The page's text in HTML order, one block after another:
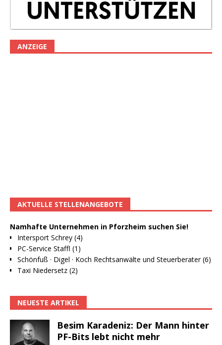
ANZEIGE
AKTUELLE STELLENANGEBOTE
Namhafte Unternehmen in Pforzheim suchen Sie!
Intersport Schrey (4)
PC-Service Staffl (1)
Schönfuß · Digel · Koch Rechtsanwälte und Steuerberater (6)
Taxi Niedersetz (2)
NEUESTE ARTIKEL
Besim Karadeniz: Der Mann hinter
PF-Bits lebt nicht mehr